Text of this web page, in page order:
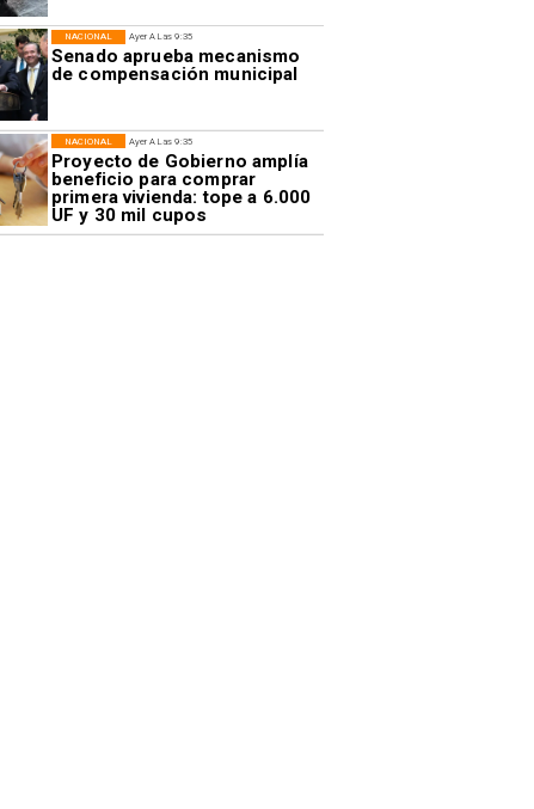
Ayer A Las 9:35
Senado aprueba mecanismo
de compensación municipal
NACIONAL
Ayer A Las 9:35
Proyecto de Gobierno amplía
beneficio para comprar
primera vivienda: tope a 6.000
UF y 30 mil cupos
NACIONAL